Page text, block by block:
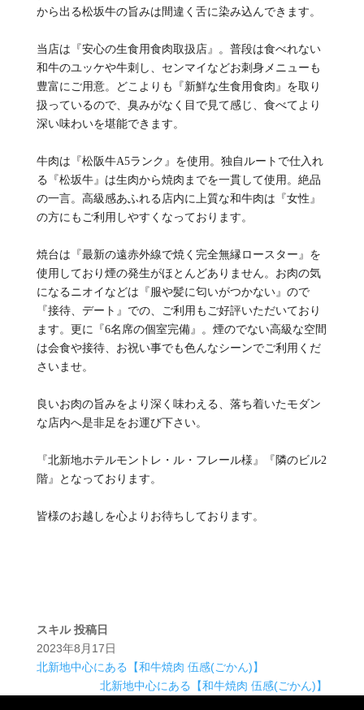
から出る松坂牛の旨みは間違く舌に染み込んできます。
当店は『安心の生食用食肉取扱店』。普段は食べれない
和牛のユッケや牛刺し、センマイなどお刺身メニューも
豊富にご用意。どこよりも『新鮮な生食用食肉』を取り
扱っているので、臭みがなく目で見て感じ、食べてより
深い味わいを堪能できます。
牛肉は『松阪牛A5ランク』を使用。独自ルートで仕入れ
る『松坂牛』は生肉から焼肉までを一貫して使用。絶品
の一言。高級感あふれる店内に上質な和牛肉は『女性』
の方にもご利用しやすくなっております。
焼台は『最新の遠赤外線で焼く完全無縁ロースター』を
使用しており煙の発生がほとんどありません。お肉の気
になるニオイなどは『服や髪に匂いがつかない』ので
『接待、デート』での、ご利用もご好評いただいており
ます。更に『6名席の個室完備』。煙のでない高級な空間
は会食や接待、お祝い事でも色んなシーンでご利用くだ
さいませ。
良いお肉の旨みをより深く味わえる、落ち着いたモダン
な店内へ是非足をお運び下さい。
『北新地ホテルモントレ・ル・フレール様』『隣のビル2
階』となっております。
皆様のお越しを心よりお待ちしております。
スキル 投稿日
2023年8月17日
北新地中心にある【和牛焼肉 伍感(ごかん)】
北新地中心にある【和牛焼肉 伍感(ごかん)】